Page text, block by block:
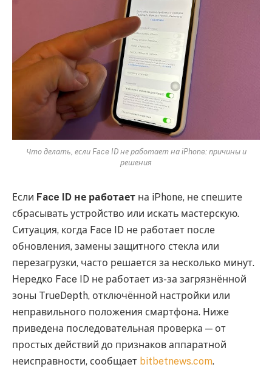
Что делать, если Face ID не работает на iPhone: причины и
решения
Если Face ID не работает на iPhone, не спешите
сбрасывать устройство или искать мастерскую.
Ситуация, когда Face ID не работает после
обновления, замены защитного стекла или
перезагрузки, часто решается за несколько минут.
Нередко Face ID не работает из-за загрязнённой
зоны TrueDepth, отключённой настройки или
неправильного положения смартфона. Ниже
приведена последовательная проверка — от
простых действий до признаков аппаратной
неисправности, сообщает bitbetnews.com.